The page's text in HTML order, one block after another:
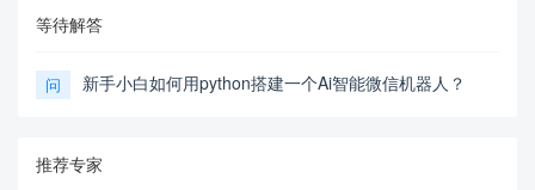
等待解答
问 新手小白如何用python搭建一个Ai智能微信机器人？
推荐专家